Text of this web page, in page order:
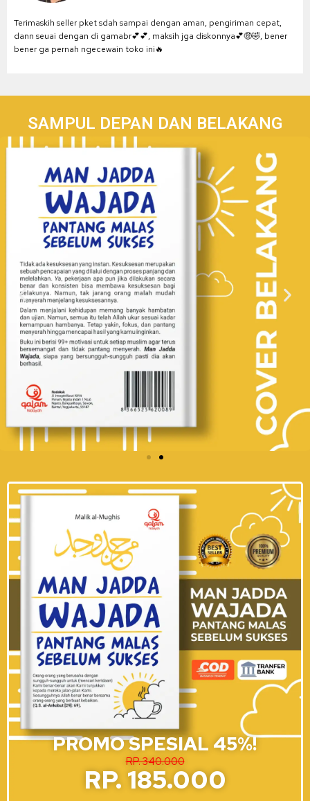
Terimaskih seller pket sdah sampai dengan aman, pengiriman cepat,
dann seuai dengan di gamabr💕💕, maksih jga diskonnya💕🤑🤣, bener
bener ga pernah ngecewain toko ini🔥
SAMPUL DEPAN DAN BELAKANG
PROMO SPESIAL 45%!
RP. 340.000
RP. 185.000